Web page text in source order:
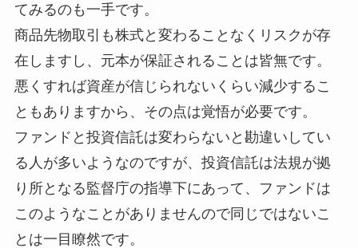
てみるのも一手です。
商品先物取引も株式と変わることなくリスクが存
在しますし、元本が保証されることは皆無です。
悪くすれば資産が信じられないくらい減少するこ
ともありますから、その点は覚悟が必要です。
ファンドと投資信託は変わらないと勘違いしてい
る人が多いようなのですが、投資信託は法規が拠
り所となる監督庁の指導下にあって、ファンドは
このようなことがありませんので同じではないこ
とは一目瞭然です。